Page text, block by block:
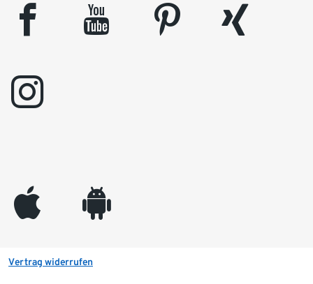
facebook youtube pinterest
xing
instagram
appleinc android
Vertrag widerrufen